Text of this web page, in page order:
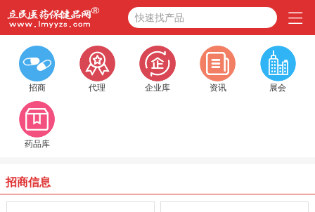
快速找产品
招商 代理 企业库 资讯 展会
药品库
招商信息